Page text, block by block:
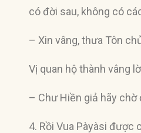
có đời sau, không có
– Xin vâng, thưa Tôn
Vị quan hộ thành vâng
– Chư Hiền giả hãy chờ
4. Rồi Vua Pàyàsi được